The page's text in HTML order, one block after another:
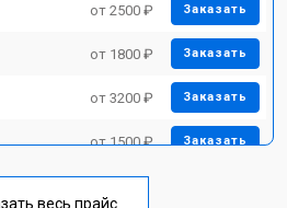
от 2500 ₽ Заказать
от 1800 ₽ Заказать
от 3200 ₽ Заказать
от 1500 ₽ Заказать
весь прайс